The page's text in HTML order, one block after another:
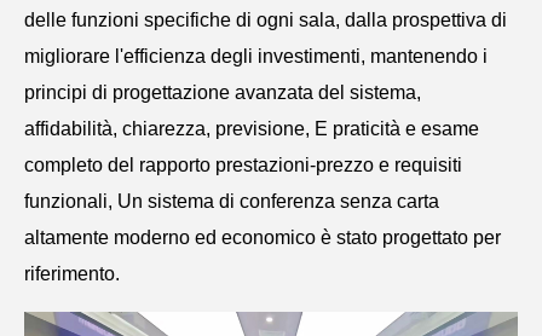
delle funzioni specifiche di ogni sala, dalla prospettiva di
migliorare l'efficienza degli investimenti, mantenendo i
principi di progettazione avanzata del sistema,
affidabilità, chiarezza, previsione, E praticità e esame
completo del rapporto prestazioni-prezzo e requisiti
funzionali, Un sistema di conferenza senza carta
altamente moderno ed economico è stato progettato per
riferimento.